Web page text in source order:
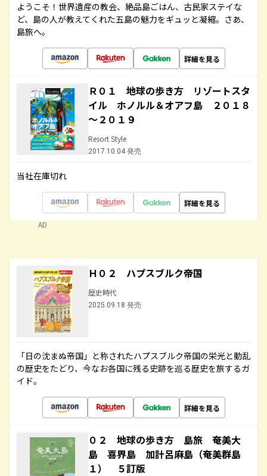
ようこそ！世界遺産の教会、絶品島ごはん、古民家ステイな
ど、島の人が教えてくれた五島の魅力をギュッと凝縮。さあ、
島旅へ。
詳細を見る
Ｒ０１ 地球の歩き方 リゾートスタ
イル ホノルル＆オアフ島 ２０１８
～２０１９
Resort Style
2017.10.04 発売
当社在庫切れ
詳細を見る
AD
Ｈ０２ ハプスブルク帝国
歴史時代
2025.09.18 発売
「日の沈まぬ帝国」と称されたハプスブルク帝国の栄光と動乱
の歴史をたどり、今なお各国に残る史跡を巡る歴史を旅するガ
イド。
詳細を見る
０２ 地球の歩き方 島旅 奄美大
島 喜界島 加計呂麻島（奄美群島
１） ５訂版